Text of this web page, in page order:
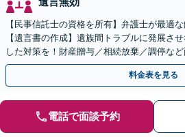
【民事信託士の資格を所有】弁護士が最適
【遺言書の作成】遺族間トラブルに発展さ
した対策を！財産贈与／相続放棄／調停など
べて弁護士が代行します。
料金表を見る
電話で面談予約